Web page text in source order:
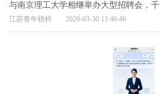
与南京理工大学相继举办大型招聘会，千
江苏青年榜样 2026-03-30 11:46:46